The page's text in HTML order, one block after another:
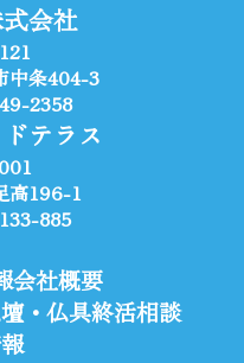
会社
中条404-3
2358
テラス
高196-1
885
会社概要
・仏具終活相談